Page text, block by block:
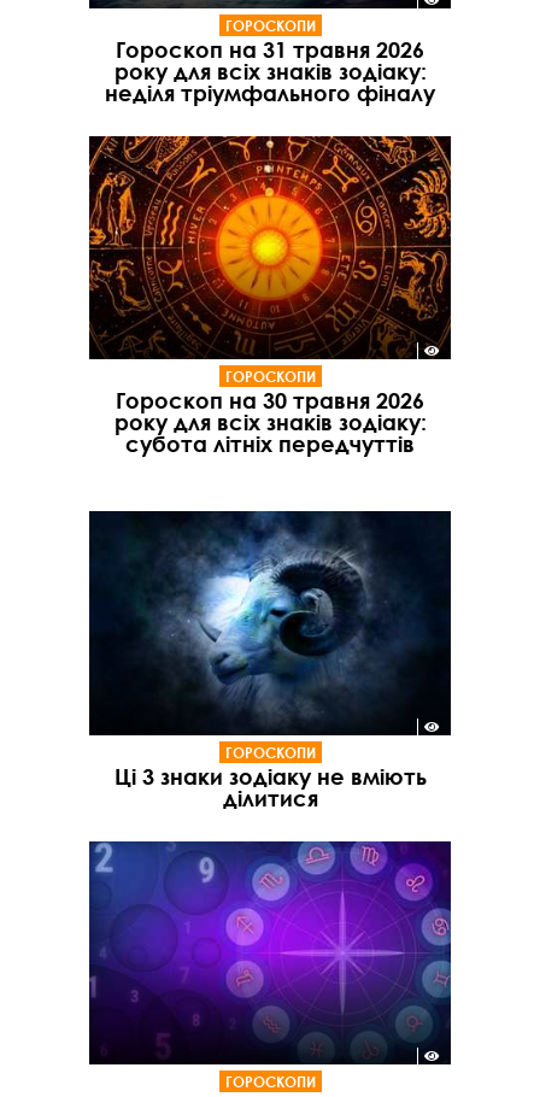
ГОРОСКОПИ
Гороскоп на 31 травня 2026
року для всіх знаків зодіаку:
неділя тріумфального фіналу
ГОРОСКОПИ
Гороскоп на 30 травня 2026
року для всіх знаків зодіаку:
субота літніх передчуттів
ГОРОСКОПИ
Ці 3 знаки зодіаку не вміють
ділитися
ГОРОСКОПИ